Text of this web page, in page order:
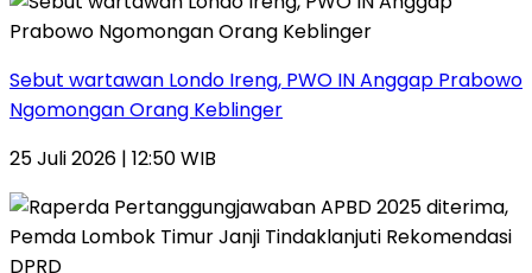
Sebut wartawan Londo Ireng, PWO IN Anggap Prabowo
Ngomongan Orang Keblinger
25 Juli 2026 | 12:50 WIB